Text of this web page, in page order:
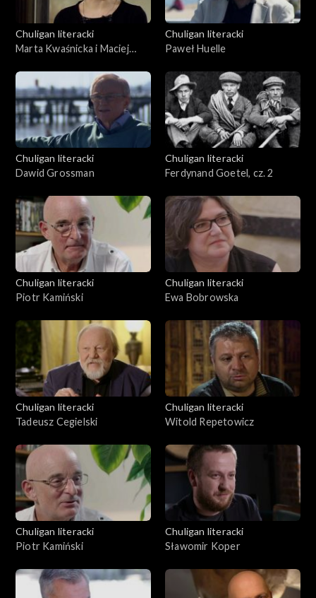
Chuligan literacki
Marta Kwaśnicka i Maciej
Chuligan literacki
Paweł Huelle
Chuligan literacki
Dawid Grossman
Chuligan literacki
Ferdynand Goetel, cz. 2
Chuligan literacki
Piotr Kamiński
Chuligan literacki
Ewa Bobrowska
Chuligan literacki
Tadeusz Cegielski
Chuligan literacki
Witold Repetowicz
Chuligan literacki
Piotr Kamiński
Chuligan literacki
Sławomir Koper